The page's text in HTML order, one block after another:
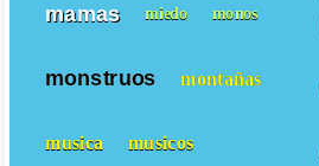
mamas miedo monos
monstruos montañas
musica musicos